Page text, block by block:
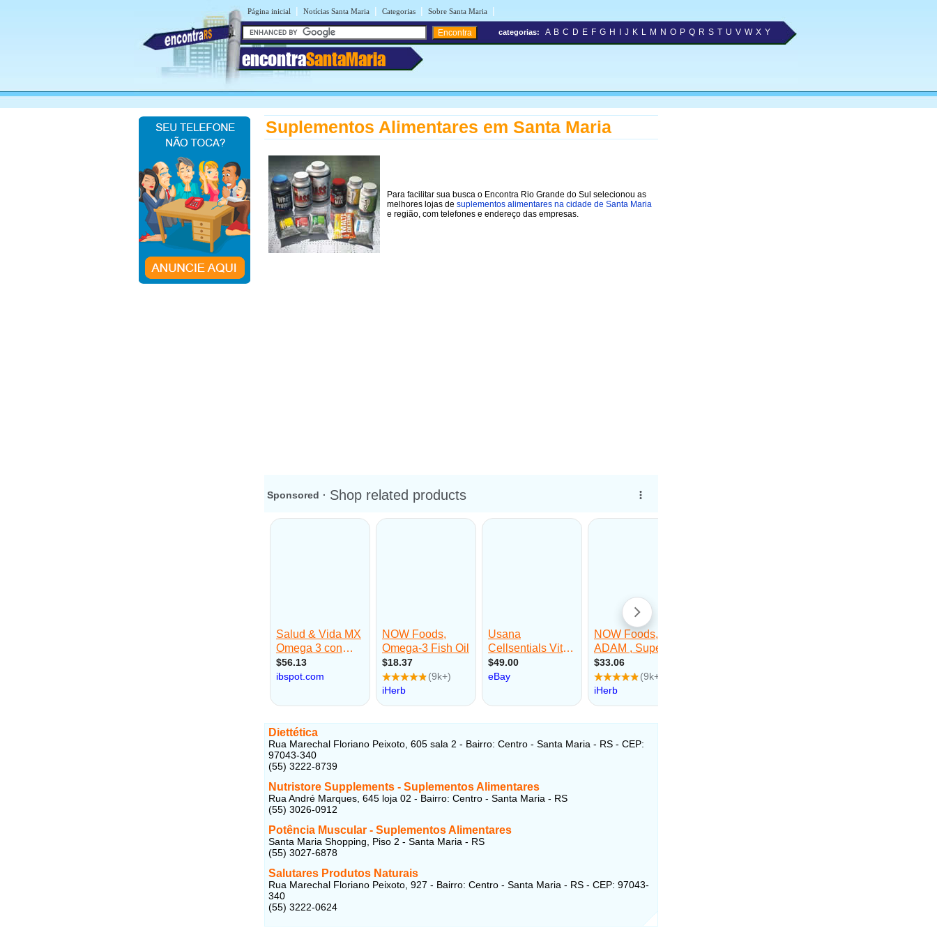
Página inicial | Notícias Santa Maria | Categorias | Sobre Santa Maria |
encontraSantaMaria
categorias: A B C D E F G H J K L M N O P Q R S T U V W X Y
Suplementos Alimentares em Santa Maria
Para facilitar sua busca o Encontra Rio Grande do Sul selecionou as
melhores lojas de suplementos alimentares na cidade de Santa Maria
e região, com telefones e endereço das empresas.
Diettética
Rua Marechal Floriano Peixoto, 605 sala 2 - Bairro: Centro - Santa Maria - RS - CEP:
97043-340
(55) 3222-8739
Nutristore Supplements - Suplementos Alimentares
Rua André Marques, 645 loja 02 - Bairro: Centro - Santa Maria - RS
(55) 3026-0912
Potência Muscular - Suplementos Alimentares
Santa Maria Shopping, Piso 2 - Santa Maria - RS
(55) 3027-6878
Salutares Produtos Naturais
Rua Marechal Floriano Peixoto, 927 - Bairro: Centro - Santa Maria - RS - CEP: 97043-
340
(55) 3222-0624